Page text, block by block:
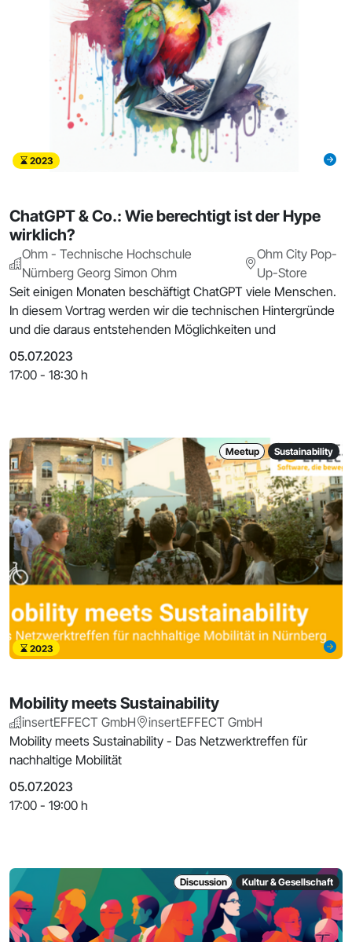
2023
ChatGPT & Co.: Wie berechtigt ist der Hype
wirklich?
Ohm - Technische Hochschule
Nürnberg Georg Simon Ohm
Ohm City Pop-
Up-Store
Seit einigen Monaten beschäftigt ChatGPT viele Menschen.
In diesem Vortrag werden wir die technischen Hintergründe
und die daraus entstehenden Möglichkeiten und
05.07.2023
17:00 - 18:30 h
Meetup Sustainability
2023
Mobility meets Sustainability
insertEFFECT GmbH
insertEFFECT GmbH
Mobility meets Sustainability - Das Netzwerktreffen für
nachhaltige Mobilität
05.07.2023
17:00 - 19:00 h
Discussion Kultur & Gesellschaft